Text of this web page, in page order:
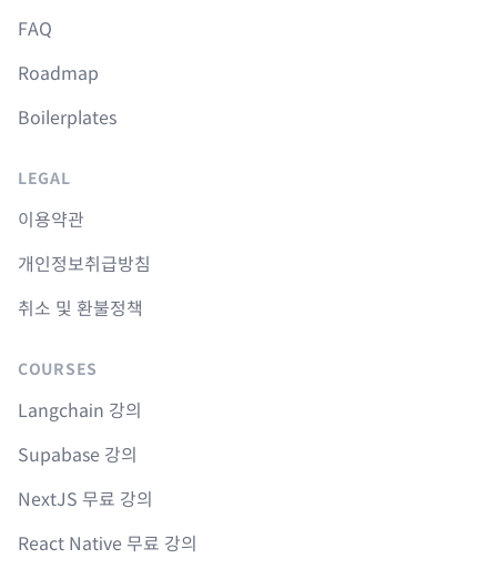
FAQ
Roadmap
Boilerplates
LEGAL
이용약관
개인정보취급방침
취소 및 환불정책
COURSES
Langchain 강의
Supabase 강의
NextJS 무료 강의
React Native 무료 강의